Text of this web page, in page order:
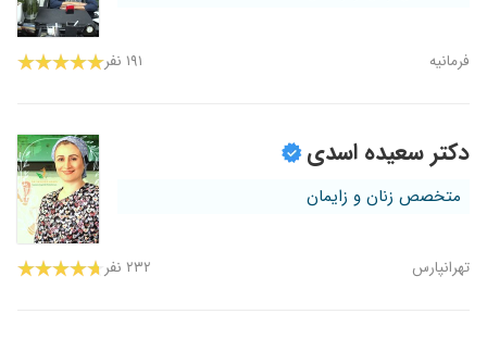
فرمانیه ۱۹۱ نفر
دکتر سعیده اسدی
متخصص زنان و زایمان
تهرانپارس ۲۳۲ نفر